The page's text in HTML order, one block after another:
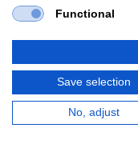
Endschalldämpfer
*Alle Preise verstehen sich
innerhalb
©
Functional
Save selection
No, adjust